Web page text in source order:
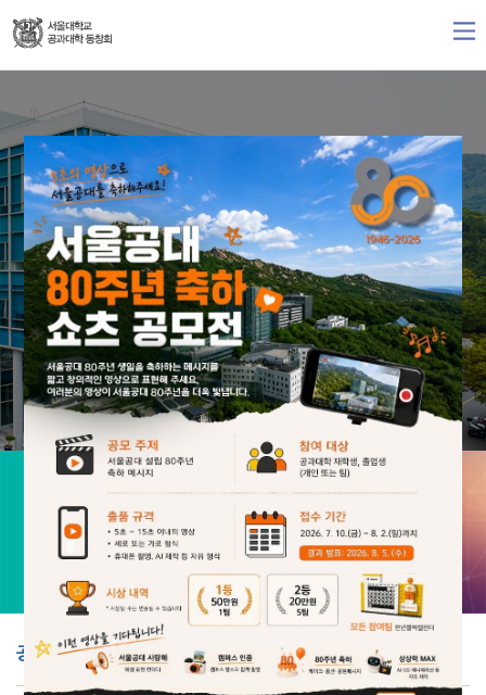
공지사항 더보기